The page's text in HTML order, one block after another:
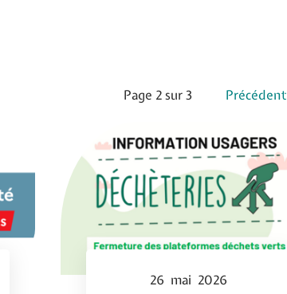
Page 2 sur 3 Précédent
26 mai 2026